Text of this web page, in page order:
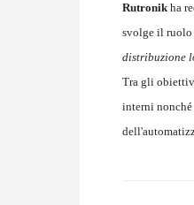
Rutronik ha
svolge il
distribuzione
Tra gli
interni